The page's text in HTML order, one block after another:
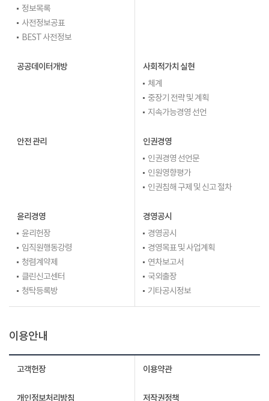
정보목록
사전정보공표
BEST 사전정보
공공데이터개방 사회적가치 실현
체계
중장기 전략 및 계획
지속가능경영 선언
안전 관리 인권경영
인권경영 선언문
인원영향평가
인권침해 구제 및 신고 절차
윤리경영
윤리헌장
임직원행동강령
청렴계약제
클린신고센터
청탁등록방
경영공시
경영공시
경영목표 및 사업계획
연차보고서
국외출장
기타공시정보
이용안내
고객헌장 이용약관
개인정보처리방침 저작권정책